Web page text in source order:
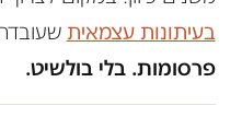
בעיתונות עצמאית
פרסומות. בלי בולשיט.